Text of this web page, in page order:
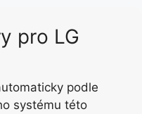
pro LG
podle
systému této